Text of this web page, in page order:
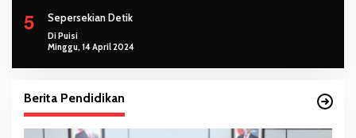
5 Sepersekian Detik
Di Puisi
Minggu, 14 April 2024
Berita Pendidikan